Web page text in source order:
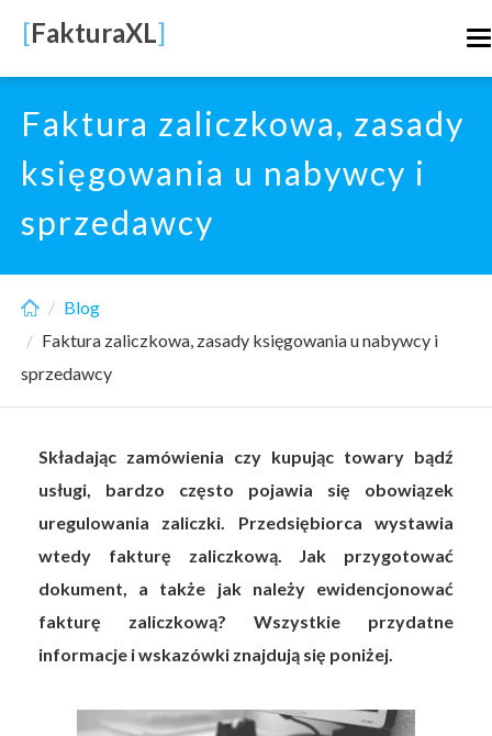
main
content
[FakturaXL]
Faktura zaliczkowa, zasady
księgowania u nabywcy i
sprzedawcy
Blog
Faktura zaliczkowa, zasady księgowania u nabywcy i
sprzedawcy
Składając zamówienia czy kupując towary bądź
usługi, bardzo często pojawia się obowiązek
uregulowania zaliczki. Przedsiębiorca wystawia
wtedy fakturę zaliczkową. Jak przygotować
dokument, a także jak należy ewidencjonować
fakturę zaliczkową? Wszystkie przydatne
informacje i wskazówki znajdują się poniżej.